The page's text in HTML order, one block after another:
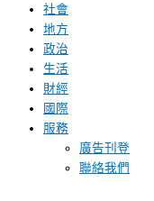
社會
地方
政治
生活
財經
國際
服務
廣告刊登
聯絡我們